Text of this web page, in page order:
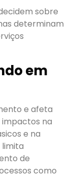
sobre
determinam
em
e afeta
na
e na
limita
de
como